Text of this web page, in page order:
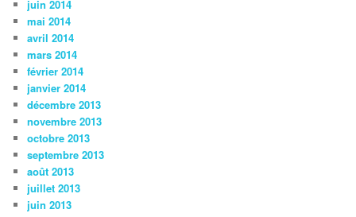
juin 2014
mai 2014
avril 2014
mars 2014
février 2014
janvier 2014
décembre 2013
novembre 2013
octobre 2013
septembre 2013
août 2013
juillet 2013
juin 2013